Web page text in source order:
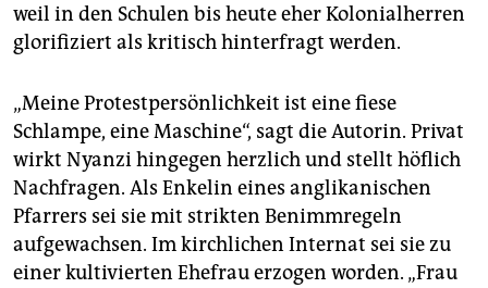
weil in den Schulen bis heute eher Kolonialherren
glorifiziert als kritisch hinterfragt werden.
„Meine Protestpersönlichkeit ist eine fiese
Schlampe, eine Maschine“, sagt die Autorin. Privat
wirkt Nyanzi hingegen herzlich und stellt höflich
Nachfragen. Als Enkelin eines anglikanischen
Pfarrers sei sie mit strikten Benimmregeln
aufgewachsen. Im kirchlichen Internat sei sie zu
einer kultivierten Ehefrau erzogen worden. „Frau